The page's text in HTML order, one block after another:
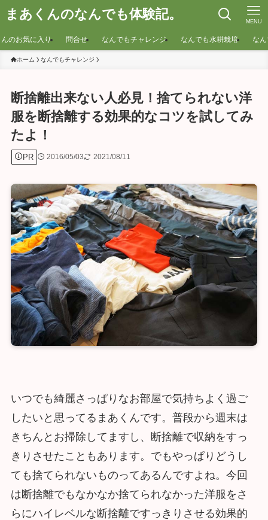
まあくんのなんでも体験記。 MENU
のお気に入り 問合せ なんでもチャレンジ なんでも水耕栽培 な
ホーム なんでもチャレンジ
断捨離出来ない人必見！捨てられない洋
服を断捨離する効果的なコツを試してみ
たよ！
PR 2016/05/03 2021/08/11
いつでも綺麗さっぱりなお部屋で気持ちよく過ご
したいと思ってるまあくんです。普段から週末は
きちんとお掃除してますし、断捨離で収納をすっ
きりさせたこともあります。でもやっぱりどうし
ても捨てられないものってあるんですよね。今回
は断捨離でもなかなか捨てられなかった洋服をさ
らにハイレベルな断捨離ですっきりさせる効果的